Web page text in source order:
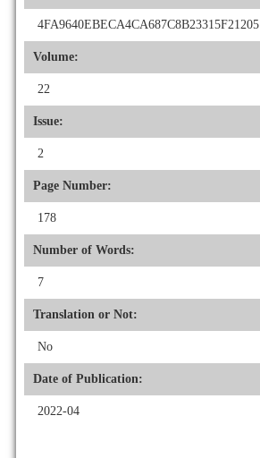
4FA9640EBECA4CA687C8B23315F21205
Volume:
22
Issue:
2
Page Number:
178
Number of Words:
7
Translation or Not:
No
Date of Publication:
2022-04